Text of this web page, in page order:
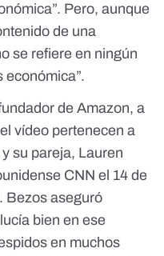
Pero, aunque
de una
se refiere en ningún
económica”.
de Amazon, a
vídeo pertenecen a
su pareja, Lauren
CNN el 14 de
. Bezos aseguró
bien en ese
en muchos